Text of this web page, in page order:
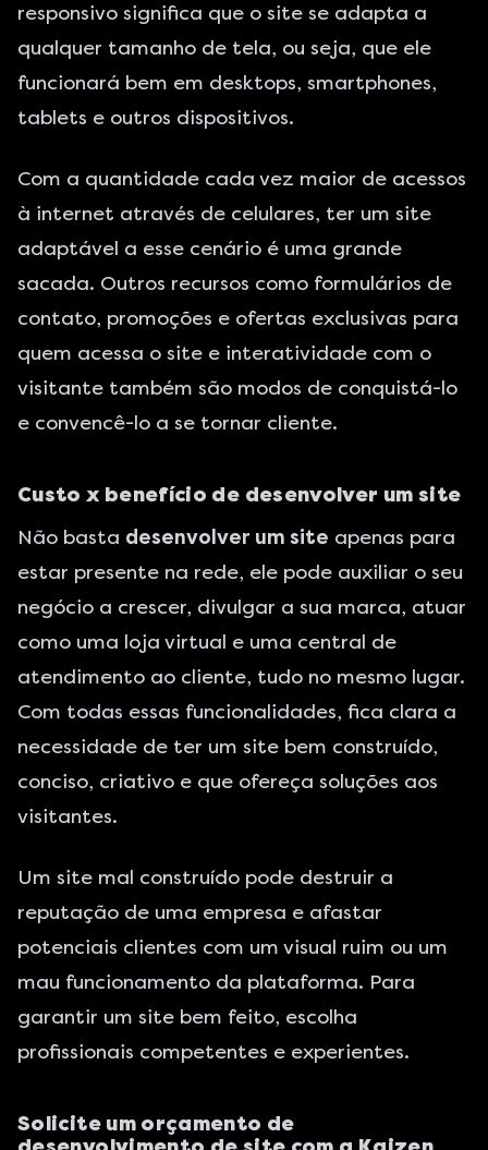
responsivo significa que o site se adapta a
qualquer tamanho de tela, ou seja, que ele
funcionará bem em desktops, smartphones,
tablets e outros dispositivos.
Com a quantidade cada vez maior de acessos
à internet através de celulares, ter um site
adaptável a esse cenário é uma grande
sacada. Outros recursos como formulários de
contato, promoções e ofertas exclusivas para
quem acessa o site e interatividade com o
visitante também são modos de conquistá-lo
e convencê-lo a se tornar cliente.
Custo x benefício de desenvolver um site
Não basta desenvolver um site apenas para
estar presente na rede, ele pode auxiliar o seu
negócio a crescer, divulgar a sua marca, atuar
como uma loja virtual e uma central de
atendimento ao cliente, tudo no mesmo lugar.
Com todas essas funcionalidades, fica clara a
necessidade de ter um site bem construído,
conciso, criativo e que ofereça soluções aos
visitantes.
Um site mal construído pode destruir a
reputação de uma empresa e afastar
potenciais clientes com um visual ruim ou um
mau funcionamento da plataforma. Para
garantir um site bem feito, escolha
profissionais competentes e experientes.
Solicite um orçamento de